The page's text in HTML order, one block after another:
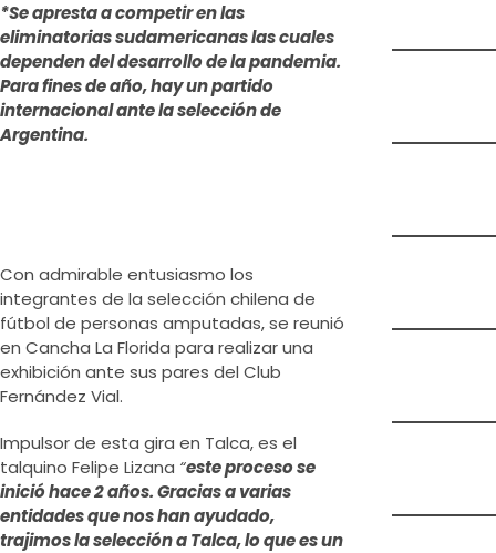
*Se apresta a competir en las
eliminatorias sudamericanas las cuales
dependen del desarrollo de la pandemia.
Para fines de año, hay un partido
internacional ante la selección de
Argentina.
Con admirable entusiasmo los
integrantes de la selección chilena de
fútbol de personas amputadas, se reunió
en Cancha La Florida para realizar una
exhibición ante sus pares del Club
Fernández Vial.
Impulsor de esta gira en Talca, es el
talquino Felipe Lizana “este proceso se
inició hace 2 años. Gracias a varias
entidades que nos han ayudado,
trajimos la selección a Talca, lo que es un